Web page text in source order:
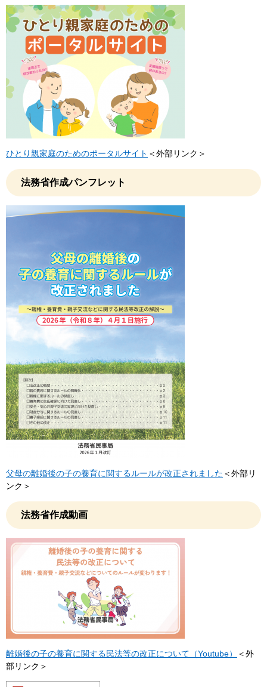
ひとり親家庭のためのポータルサイト ＜外部リンク＞
法務省作成パンフレット
父母の離婚後の子の養育に関するルールが改正されました ＜外部リ
ンク＞
法務省作成動画
離婚後の子の養育に関する民法等の改正について（Youtube）
＜外
部リンク＞